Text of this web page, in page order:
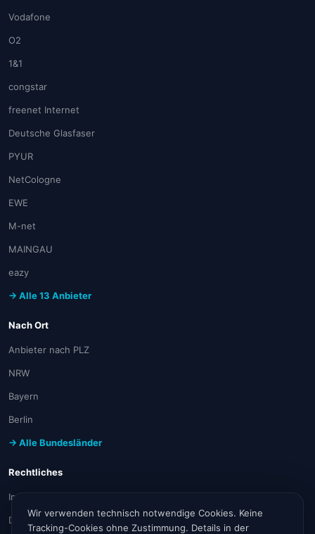
Vodafone
O2
1&1
congstar
freenet Internet
Deutsche Glasfaser
PYUR
NetCologne
EWE
M-net
MAINGAU
eazy
→ Alle 13 Anbieter
Nach Ort
Anbieter nach PLZ
NRW
Bayern
Berlin
→ Alle Bundesländer
Rechtliches
Impressum
Datenschutz
Wir verwenden technisch notwendige Cookies. Keine
Tracking-Cookies ohne Zustimmung. Details in der